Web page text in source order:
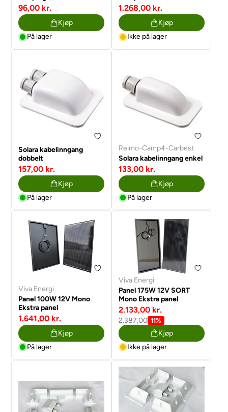
96,00 kr.
Kjøp
På lager
1.268,00 kr.
Kjøp
Ikke på lager
Solara kabelinngang
dobbelt
157,00 kr.
Kjøp
På lager
Reimo-Camp4-Carbest
Solara kabelinngang enkel
133,00 kr.
Kjøp
På lager
Viva Energi
Panel 100W 12V Mono
Ekstra panel
1.641,00 kr.
Kjøp
På lager
Viva Energi
Panel 175W 12V SORT
Mono Ekstra panel
2.133,00 kr.
2.387,00 11%
Kjøp
Ikke på lager